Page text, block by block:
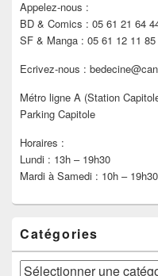
Appelez-nous :
BD & Comics : 05 61 21 64
SF & Manga : 05 61 12 11 85
Ecrivez-nous :
Métro ligne A (Station
Parking Capitole
Horaires :
Lundi : 13h – 19h30
Mardi à Samedi : 10h – 19h30
Catégories
Catégories